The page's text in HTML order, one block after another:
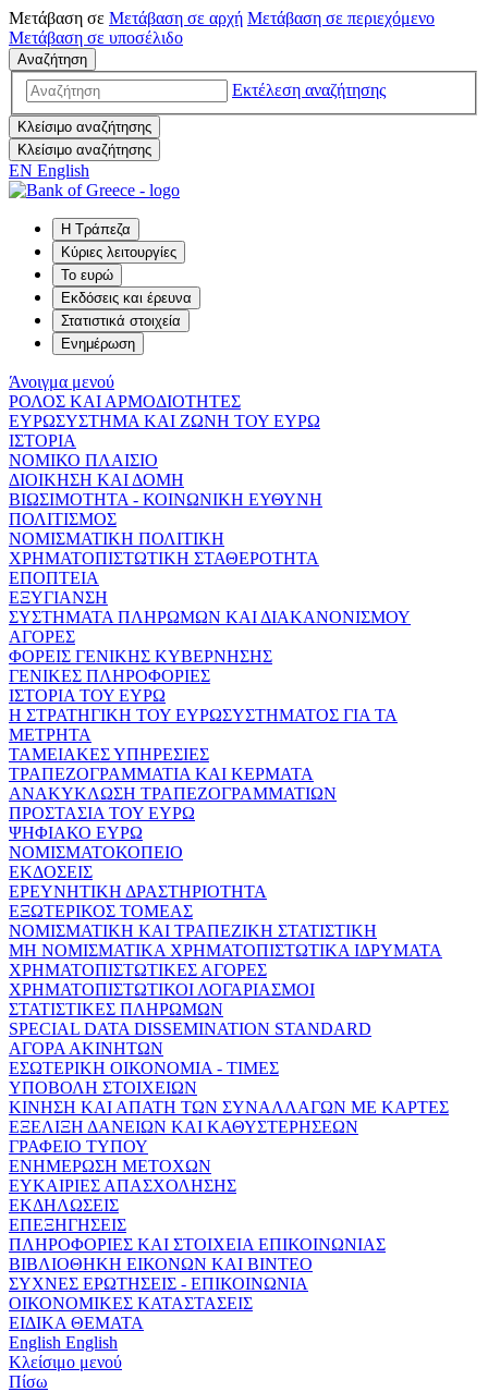
Μετάβαση σε Μετάβαση σε αρχή Μετάβαση σε περιεχόμενο
Μετάβαση σε υποσέλιδο
Αναζήτηση
Εκτέλεση αναζήτησης
Κλείσιμο αναζήτησης
Κλείσιμο αναζήτησης
EN English
Η Τράπεζα
Κύριες λειτουργίες
Το ευρώ
Εκδόσεις και έρευνα
Στατιστικά στοιχεία
Ενημέρωση
Άνοιγμα μενού
ΡΟΛΟΣ ΚΑΙ ΑΡΜΟΔΙΟΤΗΤΕΣ
ΕΥΡΩΣΥΣΤΗΜΑ ΚΑΙ ΖΩΝΗ ΤΟΥ ΕΥΡΩ
ΙΣΤΟΡΙΑ
ΝΟΜΙΚΟ ΠΛΑΙΣΙΟ
ΔΙΟΙΚΗΣΗ ΚΑΙ ΔΟΜΗ
ΒΙΩΣΙΜΟΤΗΤΑ - ΚΟΙΝΩΝΙΚΗ ΕΥΘΥΝΗ
ΠΟΛΙΤΙΣΜΟΣ
ΝΟΜΙΣΜΑΤΙΚΗ ΠΟΛΙΤΙΚΗ
ΧΡΗΜΑΤΟΠΙΣΤΩΤΙΚΗ ΣΤΑΘΕΡΟΤΗΤΑ
ΕΠΟΠΤΕΙΑ
ΕΞΥΓΙΑΝΣΗ
ΣΥΣΤΗΜΑΤΑ ΠΛΗΡΩΜΩΝ ΚΑΙ ΔΙΑΚΑΝΟΝΙΣΜΟΥ
ΑΓΟΡΕΣ
ΦΟΡΕΙΣ ΓΕΝΙΚΗΣ ΚΥΒΕΡΝΗΣΗΣ
ΓΕΝΙΚΕΣ ΠΛΗΡΟΦΟΡΙΕΣ
ΙΣΤΟΡΙΑ ΤΟΥ ΕΥΡΩ
Η ΣΤΡΑΤΗΓΙΚΗ ΤΟΥ ΕΥΡΩΣΥΣΤΗΜΑΤΟΣ ΓΙΑ ΤΑ
ΜΕΤΡΗΤΑ
ΤΑΜΕΙΑΚΕΣ ΥΠΗΡΕΣΙΕΣ
ΤΡΑΠΕΖΟΓΡΑΜΜΑΤΙΑ ΚΑΙ ΚΕΡΜΑΤΑ
ΑΝΑΚΥΚΛΩΣΗ ΤΡΑΠΕΖΟΓΡΑΜΜΑΤΙΩΝ
ΠΡΟΣΤΑΣΙΑ ΤΟΥ ΕΥΡΩ
ΨΗΦΙΑΚΟ ΕΥΡΩ
ΝΟΜΙΣΜΑΤΟΚΟΠΕΙΟ
ΕΚΔΟΣΕΙΣ
ΕΡΕΥΝΗΤΙΚΗ ΔΡΑΣΤΗΡΙΟΤΗΤΑ
ΕΞΩΤΕΡΙΚΟΣ ΤΟΜΕΑΣ
ΝΟΜΙΣΜΑΤΙΚΗ ΚΑΙ ΤΡΑΠΕΖΙΚΗ ΣΤΑΤΙΣΤΙΚΗ
ΜΗ ΝΟΜΙΣΜΑΤΙΚΑ ΧΡΗΜΑΤΟΠΙΣΤΩΤΙΚΑ ΙΔΡΥΜΑΤΑ
ΧΡΗΜΑΤΟΠΙΣΤΩΤΙΚΕΣ ΑΓΟΡΕΣ
ΧΡΗΜΑΤΟΠΙΣΤΩΤΙΚΟΙ ΛΟΓΑΡΙΑΣΜΟΙ
ΣΤΑΤΙΣΤΙΚΕΣ ΠΛΗΡΩΜΩΝ
SPECIAL DATA DISSEMINATION STANDARD
ΑΓΟΡΑ ΑΚΙΝΗΤΩΝ
ΕΣΩΤΕΡΙΚΗ ΟΙΚΟΝΟΜΙΑ - ΤΙΜΕΣ
ΥΠΟΒΟΛΗ ΣΤΟΙΧΕΙΩΝ
ΚΙΝΗΣΗ ΚΑΙ ΑΠΑΤΗ ΤΩΝ ΣΥΝΑΛΛΑΓΩΝ ΜΕ ΚΑΡΤΕΣ
ΕΞΕΛΙΞΗ ΔΑΝΕΙΩΝ ΚΑΙ ΚΑΘΥΣΤΕΡΗΣΕΩΝ
ΓΡΑΦΕΙΟ ΤΥΠΟΥ
ΕΝΗΜΕΡΩΣΗ ΜΕΤΟΧΩΝ
ΕΥΚΑΙΡΙΕΣ ΑΠΑΣΧΟΛΗΣΗΣ
ΕΚΔΗΛΩΣΕΙΣ
ΕΠΕΞΗΓΗΣΕΙΣ
ΠΛΗΡΟΦΟΡΙΕΣ ΚΑΙ ΣΤΟΙΧΕΙΑ ΕΠΙΚΟΙΝΩΝΙΑΣ
ΒΙΒΛΙΟΘΗΚΗ ΕΙΚΟΝΩΝ ΚΑΙ ΒΙΝΤΕΟ
ΣΥΧΝΕΣ ΕΡΩΤΗΣΕΙΣ - ΕΠΙΚΟΙΝΩΝΙΑ
ΟΙΚΟΝΟΜΙΚΕΣ ΚΑΤΑΣΤΑΣΕΙΣ
ΕΙΔΙΚΑ ΘΕΜΑΤΑ
English English
Κλείσιμο μενού
Πίσω